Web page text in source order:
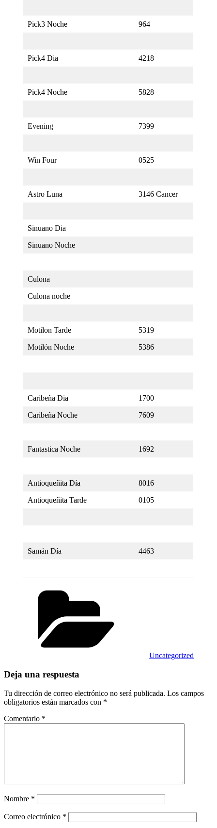
Pick3 Noche 964
Pick4 Dia 4218
Pick4 Noche 5828
Evening 7399
Win Four 0525
Astro Luna 3146 Cancer
Sinuano Dia
Sinuano Noche
Culona
Culona noche
Motilon Tarde 5319
Motilón Noche 5386
Caribeña Dia 1700
Caribeña Noche 7609
Fantastica Noche 1692
Antioqueñita Día 8016
Antioqueñita Tarde 0105
Samán Día 4463
Uncategorized
Deja una respuesta
Tu dirección de correo electrónico no será publicada. Los campos
obligatorios están marcados con *
Comentario *
Nombre *
Correo electrónico *